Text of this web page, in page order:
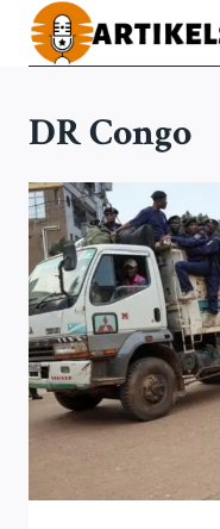
Doorgaan
naar
DR Congo